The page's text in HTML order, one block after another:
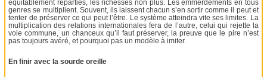
équitablement réparties, les richesses non plus. Les emmerdements en tous
genres se multiplient. Souvent, ils laissent chacun s’en sortir comme il peut et
tenter de préserver ce qui peut l’être. Le système atteindra vite ses limites. La
multiplication des relations internationales fera de l’autre, celui qui rejette la
voie commune, un chanceux qu’il faut préserver, la preuve que le pire n’est
pas toujours avéré, et pourquoi pas un modèle à imiter.
En finir avec la sourde oreille